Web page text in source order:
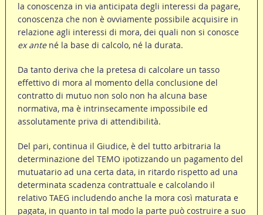
la conoscenza in via anticipata degli interessi da pagare,
conoscenza che non è ovviamente possibile acquisire in
relazione agli interessi di mora, dei quali non si conosce
ex antené la base di calcolo, né la durata.
Da tanto deriva che la pretesa di calcolare un tasso
effettivo di mora al momento della conclusione del
contratto di mutuo non solo non ha alcuna base
normativa, ma è intrinsecamente impossibile ed
assolutamente priva di attendibilità.
Del pari, continua il Giudice, è del tutto arbitraria la
determinazione del TEMO ipotizzando un pagamento del
mutuatario ad una certa data, in ritardo rispetto ad una
determinata scadenza contrattuale e calcolando il
relativo TAEG includendo anche la mora così maturata e
pagata, in quanto in tal modo la parte può costruire a suo